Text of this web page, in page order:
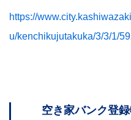
https://
u/kenchikujutakuka/3/3/1/
空き家バンク登録